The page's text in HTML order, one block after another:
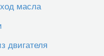
масла
двигателя